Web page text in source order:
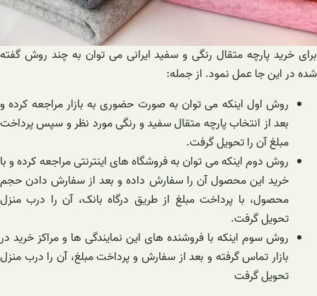
برای خرید پارچه متقال رنگی و سفید ایرانی می توان به چند روش گفته
شده در این جا عمل نمود. از جمله:
روش اول اینکه می توان به صورت حضوری به بازار مراجعه کرده و
بعد از انتخاب پارچه متقال سفید و رنگی مورد نظر و سپس پرداخت
مبلغ آن را تحویل گرفت.
روش دوم اینکه می توان به فروشگاه های اینترنتی مراجعه کرده و با
خرید این محصول آن را سفارش داده و بعد از سفارش دادن حجم
محصول، با پرداخت مبلغ از طریق درگاه بانک، آن را درب منزل
تحویل گرفت.
روش سوم اینکه با فروشنده های این نمایندگی ها و مراکز خرید در
بازار تماس گرفته و بعد از سفارش و پرداخت مبلغ، آن را درب منزل
تحویل گرفت